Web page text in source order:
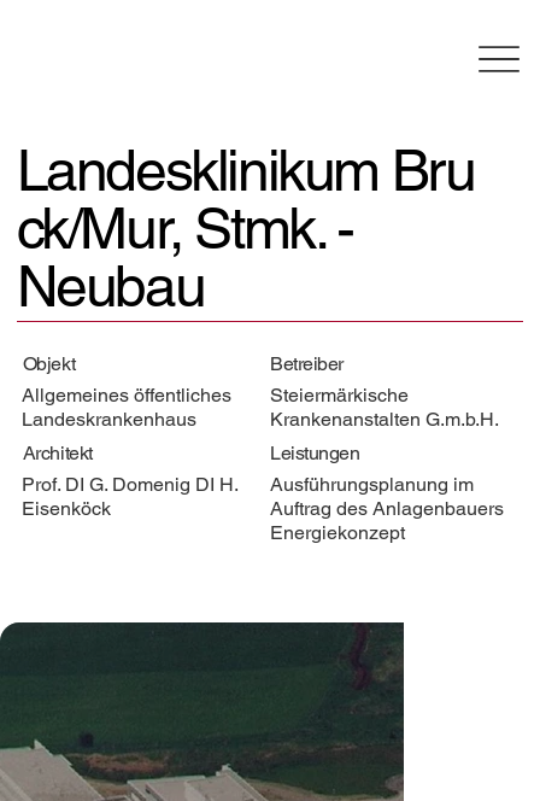
Landesklinikum Bru
ck/Mur, Stmk. -
Neubau
Allgemeines öffentliches
Landeskrankenhaus
Objekt
Steiermärkische
Krankenanstalten G.m.b.H.
Betreiber
Prof. DI G. Domenig DI H.
Eisenköck
Architekt
Ausführungsplanung im
Auftrag des Anlagenbauers
Energiekonzept
Leistungen